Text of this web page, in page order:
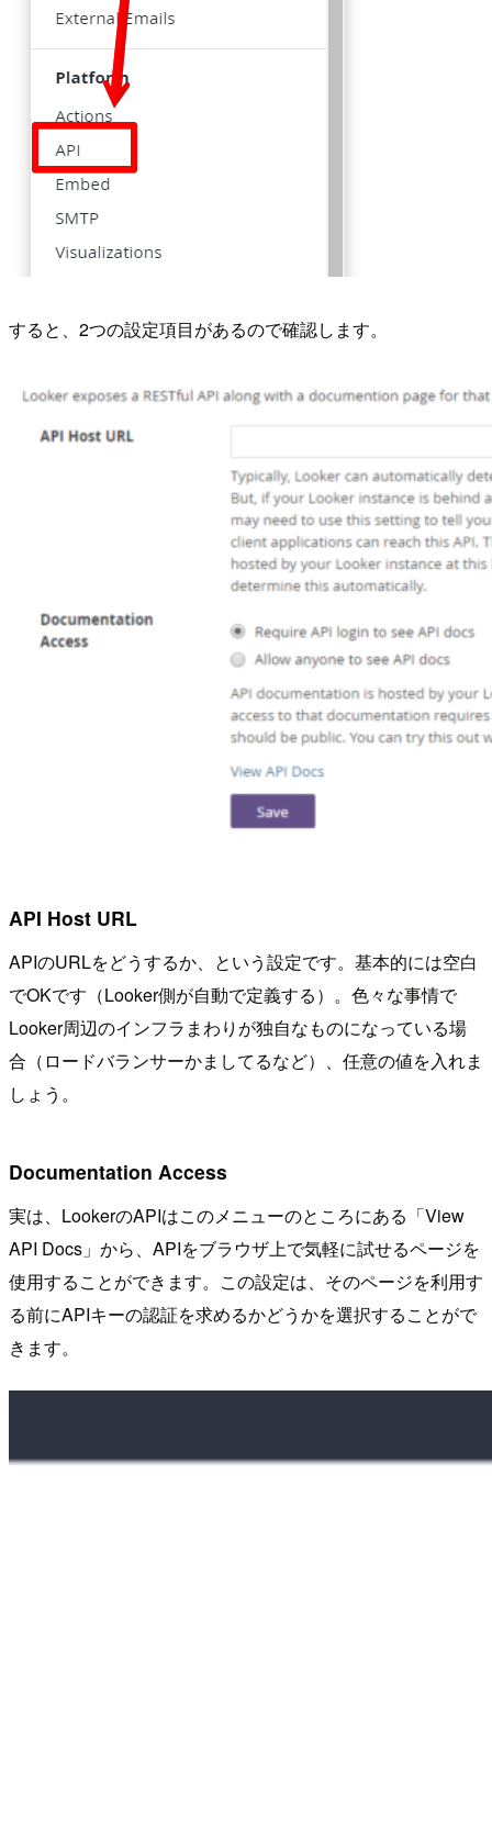
すると、2つの設定項目があるので確認します。
API Host URL
APIのURLをどうするか、という設定です。基本的には空白
でOKです（Looker側が自動で定義する）。色々な事情で
Looker周辺のインフラまわりが独自なものになっている場
合（ロードバランサーかましてるなど）、任意の値を入れま
しょう。
Documentation Access
実は、LookerのAPIはこのメニューのところにある「View
API Docs」から、APIをブラウザ上で気軽に試せるページを
使用することができます。この設定は、そのページを利用す
る前にAPIキーの認証を求めるかどうかを選択することがで
きます。